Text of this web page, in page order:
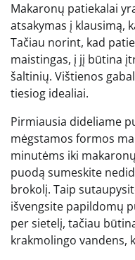
Makaronų patiekalai
atsakymas į klausimą,
Tačiau norint, kad
maistingas, į jį būtina
šaltinių. Vištienos
tiesiog idealiai.
Pirmiausia dideliame
mėgstamos formos
minutėms iki
puodą sumeskite
brokolį. Taip
išvengsite papildomų
per sietelį, tačiau
krakmolingo vandens,